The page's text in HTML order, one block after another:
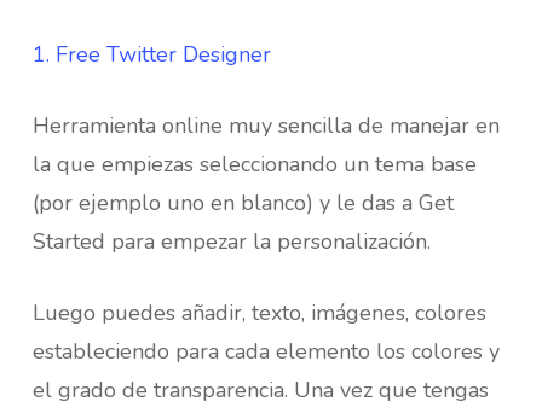
1. Free Twitter Designer
Herramienta online muy sencilla de manejar en
la que empiezas seleccionando un tema base
(por ejemplo uno en blanco) y le das a Get
Started para empezar la personalización.
Luego puedes añadir, texto, imágenes, colores
estableciendo para cada elemento los colores y
el grado de transparencia. Una vez que tengas